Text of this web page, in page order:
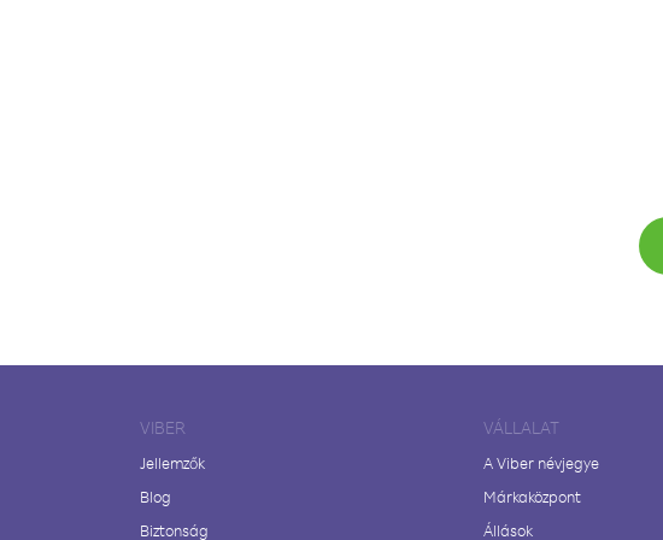
VIBER
Jellemzők
Blog
Biztonság
VÁLLALAT
A Viber névjegye
Márkaközpont
Állások